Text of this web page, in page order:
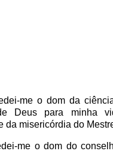
me o dom da
Deus para minha
da misericórdia do
me o dom do